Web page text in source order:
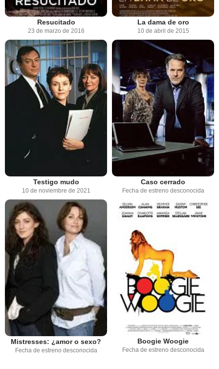
Resucitado
23 de marzo de 2016
La dama de oro
10 de abril de 2015
Testigo mudo
10 de noviembre de 2021
Caso cerrado
Fecha de estreno desconocida
Mistresses: ¿amor o sexo?
Fecha de estreno desconocida
Boogie Woogie
Fecha de estreno desconocida